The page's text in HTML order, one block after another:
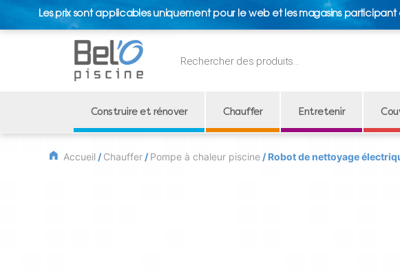
Les prix sont applicables uniquement pour le web et les magasins
de
Construire et rénover Chauffer Entretenir
Accueil / Chauffer / Pompe à chaleur piscine / Robot de nettoyage